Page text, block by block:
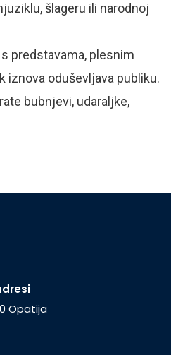
šlageru ili narodnoj
predstavama, plesnim
iznova oduševljava publiku.
bubnjevi, udaraljke,
Opatija